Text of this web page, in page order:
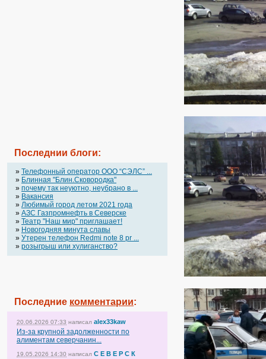
Последнии блоги:
» Телефонный оператор OOO “СЭЛС” ...
» Блинная "Блин.Сковородка"
» почему так неуютно, неубрано в ...
» Вакансия
» Любимый город летом 2021 года
» АЗС Газпромнефть в Северске
» Театр "Наш мир" приглашает!
» Новогодняя минута славы
» Утерен телефон Redmi note 8 pr ...
» розыгрыш или хулиганство?
Последние комментарии:
20.06.2026 07:33 написал alex33kaw
Из-за крупной задолженности по
алиментам северчанин...
19.05.2026 14:30 написал С Е В Е Р С К